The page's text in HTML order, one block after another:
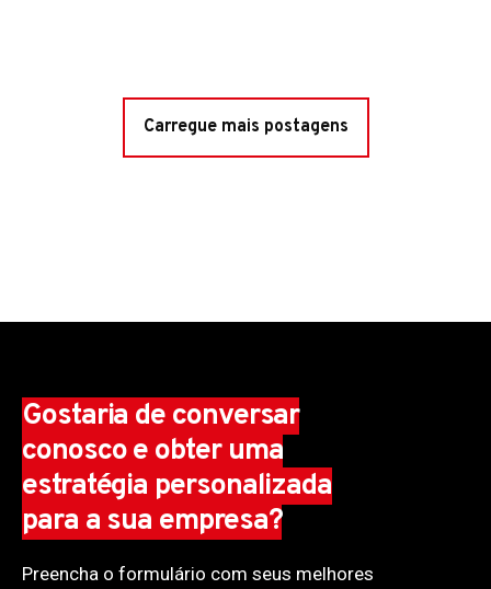
Carregue mais postagens
Gostaria de conversar
conosco e obter uma
estratégia personalizada
para a sua empresa?
Preencha o formulário com seus melhores